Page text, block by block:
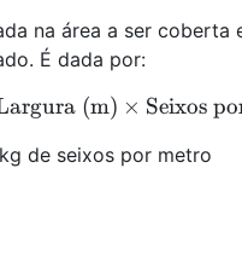
na área a ser coberta
É dada por:
de Seixos
(m) × Seixos
de seixos por metro